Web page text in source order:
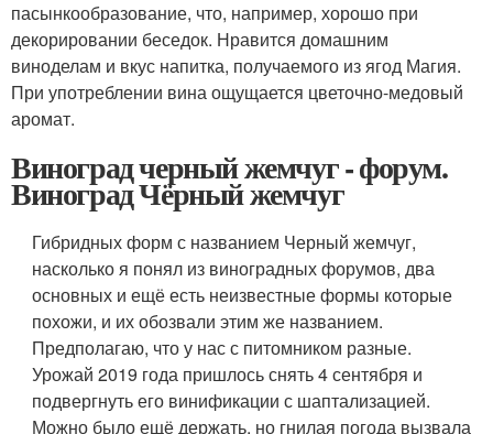
пасынкообразование, что, например, хорошо при
декорировании беседок. Нравится домашним
виноделам и вкус напитка, получаемого из ягод Магия.
При употреблении вина ощущается цветочно-медовый
аромат.
Виноград черный жемчуг - форум.
Виноград Чёрный жемчуг
Гибридных форм с названием Черный жемчуг,
насколько я понял из виноградных форумов, два
основных и ещё есть неизвестные формы которые
похожи, и их обозвали этим же названием.
Предполагаю, что у нас с питомником разные.
Урожай 2019 года пришлось снять 4 сентября и
подвергнуть его винификации с шаптализацией.
Можно было ещё держать, но гнилая погода вызвала